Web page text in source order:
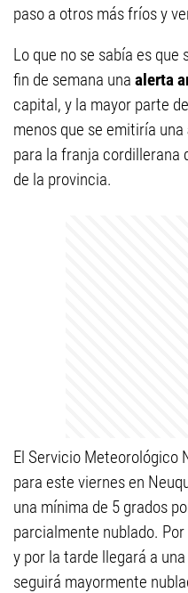
paso a otros más fríos y
Lo que no se sabía es
fin de semana una alerta
capital, y la mayor parte
menos que se emitiría una
para la franja cordillerana
de la provincia.
El Servicio Meteorológico
para este viernes en
una mínima de 5 grados
parcialmente nublado.
y por la tarde llegará a
seguirá mayormente